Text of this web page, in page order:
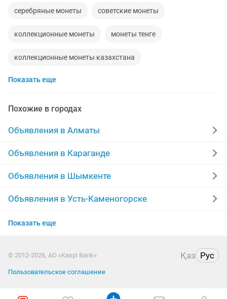
серебряные монеты советские монеты
коллекционные монеты монеты тенге
коллекционные монеты казахстана
иностранные монеты
продать советские монеты
монеты разные монеты купюры
монеты серебрянные монеты городов
серебряные монеты казахстана
колекционые монеты
Показать еще
Похожие в городах
Объявления в Алматы
Объявления в Караганде
Объявления в Шымкенте
Объявления в Усть-Каменогорске
Объявления в Актобе
Объявления в Таразе
Показать еще
© 2012-2026, АО «Kaspi Bank» Қаз Рус
Пользовательское соглашение